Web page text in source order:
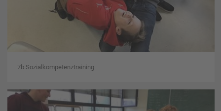
7b Sozialkompetenztraining